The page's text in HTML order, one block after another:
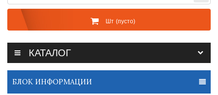
Шт (пусто)
КАТАЛОГ
БЛОК ИНФОРМАЦИИ